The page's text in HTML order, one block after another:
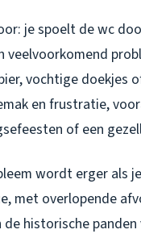
je spoelt de wc
veelvoorkomend
vochtige doekjes
en frustratie,
of een
wordt erger als
met overlopende
de historische